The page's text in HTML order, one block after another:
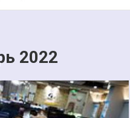
2022